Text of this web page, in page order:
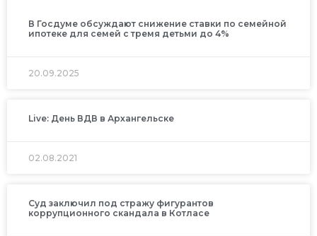
В Госдуме обсуждают снижение ставки по семейной
ипотеке для семей с тремя детьми до 4%
20.09.2025
Live: День ВДВ в Архангельске
02.08.2021
Суд заключил под стражу фигурантов
коррупционного скандала в Котласе